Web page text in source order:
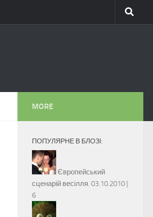
MORE
ПОПУЛЯРНЕ В БЛОЗІ:
Європейський
сценарій весілля. 03.10.2010 |
6